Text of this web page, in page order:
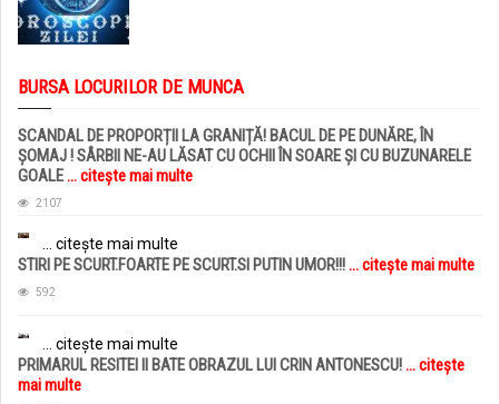
BURSA LOCURILOR DE MUNCA
SCANDAL DE PROPORȚII LA GRANIȚĂ! BACUL DE PE DUNĂRE, ÎN
ȘOMAJ ! SÂRBII NE-AU LĂSAT CU OCHII ÎN SOARE ȘI CU BUZUNARELE
GOALE... citește mai multe
2107
... citește mai multe
STIRI PE SCURT.FOARTE PE SCURT.SI PUTIN UMOR!!!... citește mai multe
592
... citește mai multe
PRIMARUL RESITEI II BATE OBRAZUL LUI CRIN ANTONESCU!... citește
mai multe